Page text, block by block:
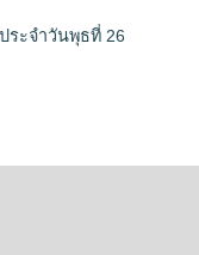
ระจำวันพุธที่ 26